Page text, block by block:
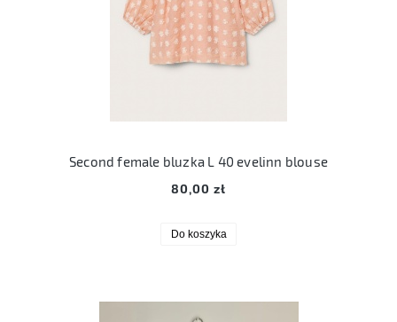
Second female bluzka L 40 evelinn blouse
80,00 zł
Do koszyka